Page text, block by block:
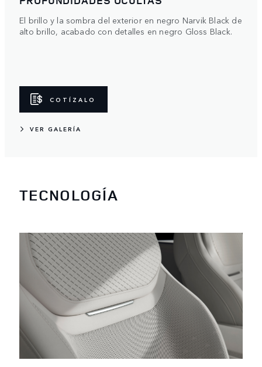
El brillo y la sombra del exterior en negro Narvik Black de
alto brillo, acabado con detalles en negro Gloss Black.
COTÍZALO
VER GALERÍA
TECNOLOGÍA